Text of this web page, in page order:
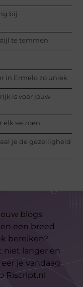
bij
te temmen
in Ermelo zo uniek
is voor jouw
elk seizoen
je de gezelligheid
blogs
een breed
bereiken?
niet langer en
je vandaag
Riscript.nl